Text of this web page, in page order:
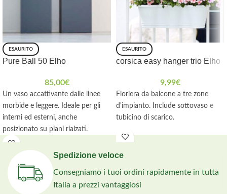
ESAURITO
Pure Ball 50 Elho
85,00€
Un vaso accattivante dalle linee
morbide e leggere. Ideale per gli
interni ed esterni, anche
posizionato su piani rialzati.
ESAURITO
corsica easy hanger trio Elho
9,99€
Fioriera da balcone a tre zone
d'impianto. Include sottovaso e
tubicino di scarico.
Spedizione veloce
Consegniamo i tuoi ordini rapidamente in tutta
Italia a prezzi vantaggiosi